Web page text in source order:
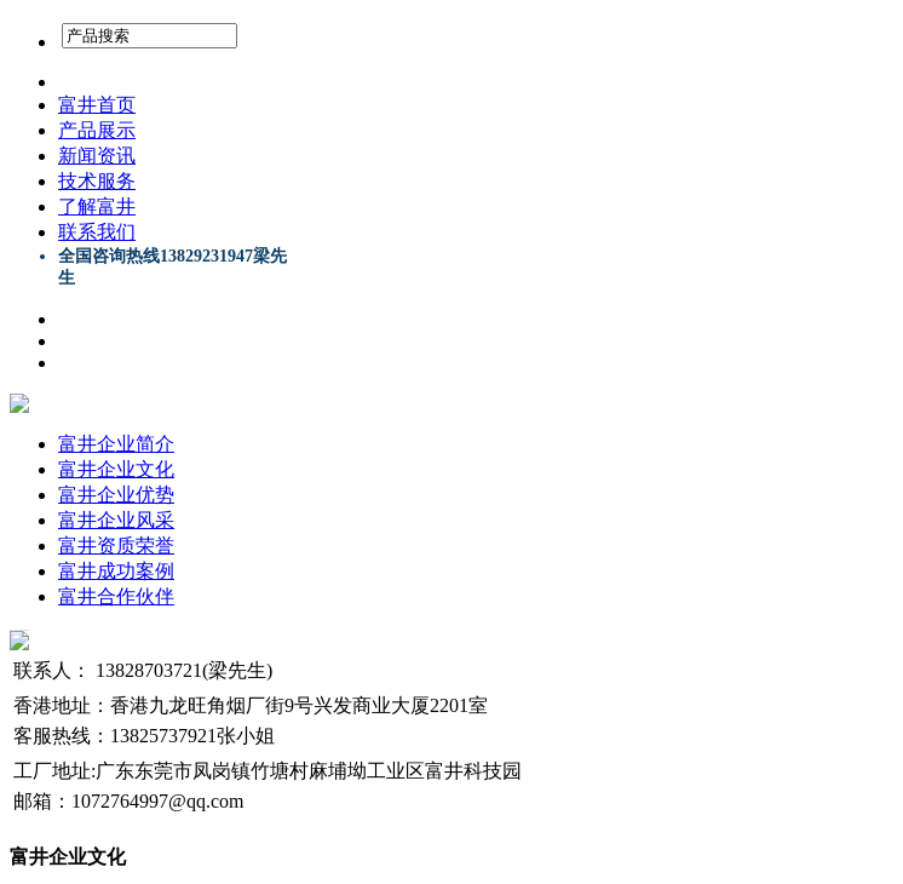
富井首页
产品展示
新闻资讯
技术服务
了解富井
联系我们
全国咨询热线13829231947梁先
生
富井企业简介
富井企业文化
富井企业优势
富井企业风采
富井资质荣誉
富井成功案例
富井合作伙伴
联系人： 13828703721(梁先生)
香港地址：香港九龙旺角烟厂街9号兴发商业大厦2201室
客服热线：13825737921张小姐
工厂地址:广东东莞市凤岗镇竹塘村麻埔坳工业区富井科技园
邮箱： 1072764997@qq.com
富井企业文化